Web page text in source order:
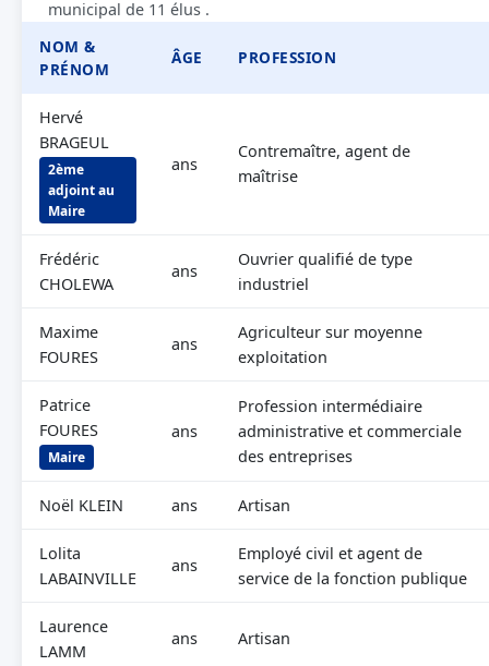
municipal de 11 élus .
NOM &
PRÉNOM
ÂGE PROFESSION
Hervé
BRAGEUL
2ème
adjoint au
Maire
ans
Contremaître, agent de
maîtrise
Frédéric
CHOLEWA
ans
Ouvrier qualifié de type
industriel
Maxime
FOURES
ans
Agriculteur sur moyenne
exploitation
Patrice
FOURES
Maire
ans
Profession intermédiaire
administrative et commerciale
des entreprises
Noël KLEIN ans Artisan
Lolita
LABAINVILLE
ans
Employé civil et agent de
service de la fonction publique
Laurence
LAMM
ans Artisan